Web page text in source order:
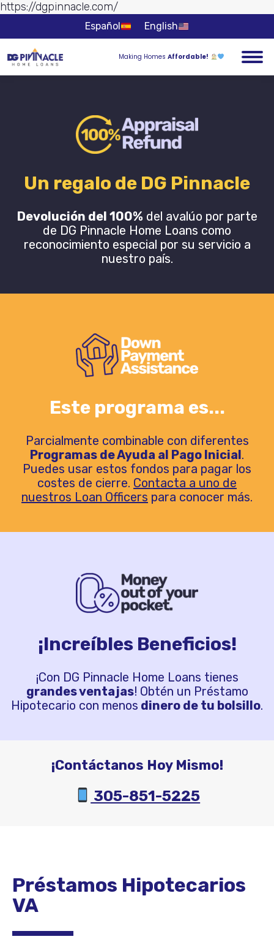
https://dgpinnacle.com/
Ir al
Español English
Making HomesAffordable!
Un regalo de DG Pinnacle
Devolución del 100% del avalúo por parte
de DG Pinnacle Home Loans como
reconocimiento especial por su servicio a
nuestro país.
Este programa es...
Parcialmente combinable con diferentes
Programas de Ayuda al Pago Inicial.
Puedes usar estos fondos para pagar los
costes de cierre. Contacta a uno de
nuestros Loan Officers para conocer más.
¡Increíbles Beneficios!
¡Con DG Pinnacle Home Loans tienes
grandes ventajas! Obtén un Préstamo
Hipotecario con menos dinero de tu bolsillo.
¡Contáctanos Hoy Mismo!
305-851-5225
Préstamos Hipotecarios
VA